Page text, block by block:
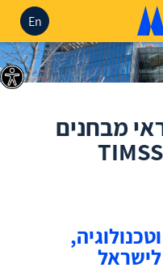
En
מבחנים
לישראל